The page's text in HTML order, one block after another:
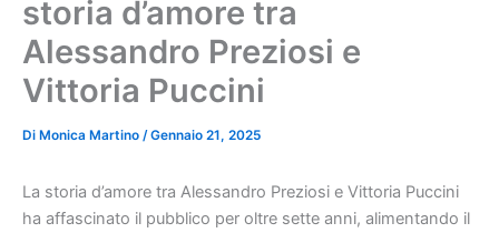
storia d’amore tra
Alessandro Preziosi e
Vittoria Puccini
Di Monica Martino /Gennaio 21, 2025
La storia d’amore tra Alessandro Preziosi e Vittoria Puccini
ha affascinato il pubblico per oltre sette anni, alimentando il